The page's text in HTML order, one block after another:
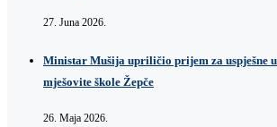
27. Juna 2026.
Ministar Mušija upriličio prijem za uspješne
mješovite škole Žepče
26. Maja 2026.